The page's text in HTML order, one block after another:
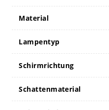
Material
Lampentyp
Schirmrichtung
Schattenmaterial